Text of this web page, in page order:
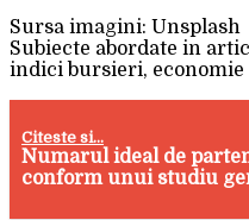
Sursa imagini: Unsplash
Subiecte abordate in
indici bursieri,
Citeste si...
Numarul ideal de
conform unui studiu